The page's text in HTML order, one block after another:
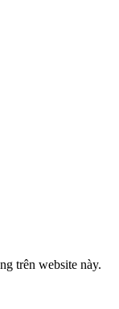
trên website này.